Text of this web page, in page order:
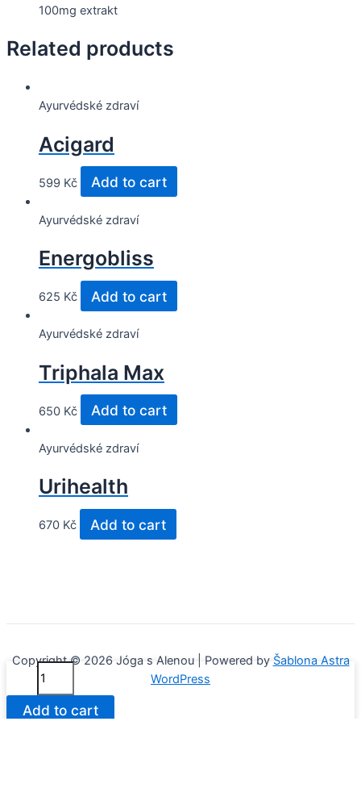
100mg extrakt
Related products
Ayurvédské zdraví
Acigard
599 Kč Add to cart
Ayurvédské zdraví
Energobliss
625 Kč Add to cart
Ayurvédské zdraví
Triphala Max
650 Kč Add to cart
Ayurvédské zdraví
Urihealth
670 Kč Add to cart
Copyright © 2026 Jóga s Alenou | Powered by Šablona Astra
WordPress
Glucogard
Add to cart